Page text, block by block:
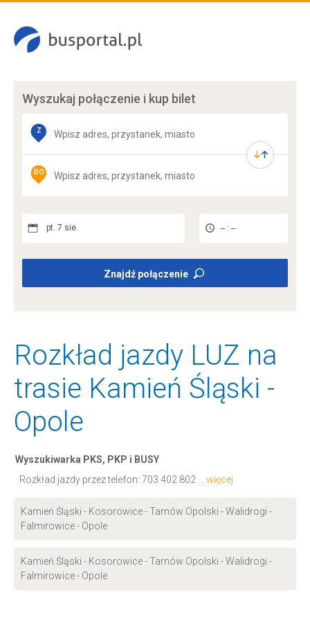
Wyszukaj połączenie i kup bilet
Z
DO
pt. 7 sie. -- : --
Znajdź połączenie
Rozkład jazdy LUZ na
trasie Kamień Śląski -
Opole
Wyszukiwarka PKS, PKP i BUSY
Rozkład jazdy przez telefon: 703 402 802 ... więcej
Kamień Śląski - Kosorowice - Tarnów Opolski - Walidrogi -
Falmirowice - Opole
Kamień Śląski - Kosorowice - Tarnów Opolski - Walidrogi -
Falmirowice - Opole